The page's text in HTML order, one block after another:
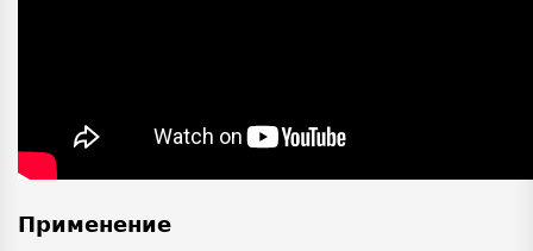
Применение